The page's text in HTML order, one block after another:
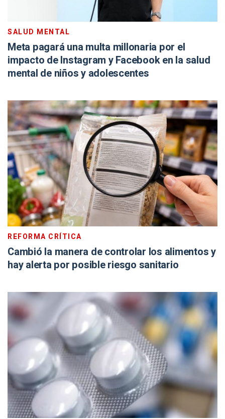
SALUD MENTAL
Meta pagará una multa millonaria por el
impacto de Instagram y Facebook en la salud
mental de niños y adolescentes
REFORMA CRÍTICA
Cambió la manera de controlar los alimentos y
hay alerta por posible riesgo sanitario